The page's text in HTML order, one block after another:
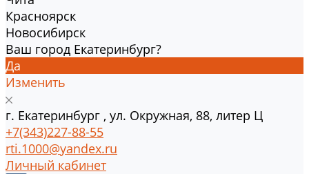
Красноярск
Новосибирск
Ваш город Екатеринбург?
Да
Изменить
г. Екатеринбург , ул. Окружная, 88, литер Ц
+7(343)227-88-55
rti.1000@yandex.ru
Личный кабинет